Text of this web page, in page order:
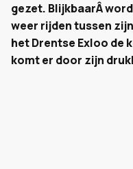
gezet. BlijkbaarÂ
weer rijden tussen
het Drentse Exloo de
komt er door zijn